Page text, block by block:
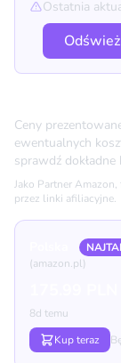
Ostatnia
Ceny
ewentualnych
sprawdź
Jako Partner
przez linki afiliacyjne.
(amazon.pl)
8d temu
Kup teraz